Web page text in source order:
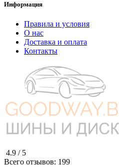
Информация
Правила и условия
О нас
Доставка и оплата
Контакты
4.9 / 5
Всего отзывов: 199